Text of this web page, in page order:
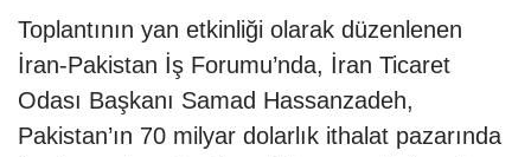
Toplantının yan etkinliği olarak düzenlenen
İran-Pakistan İş Forumu’nda, İran Ticaret
Odası Başkanı Samad Hassanzadeh,
Pakistan’ın 70 milyar dolarlık ithalat pazarında